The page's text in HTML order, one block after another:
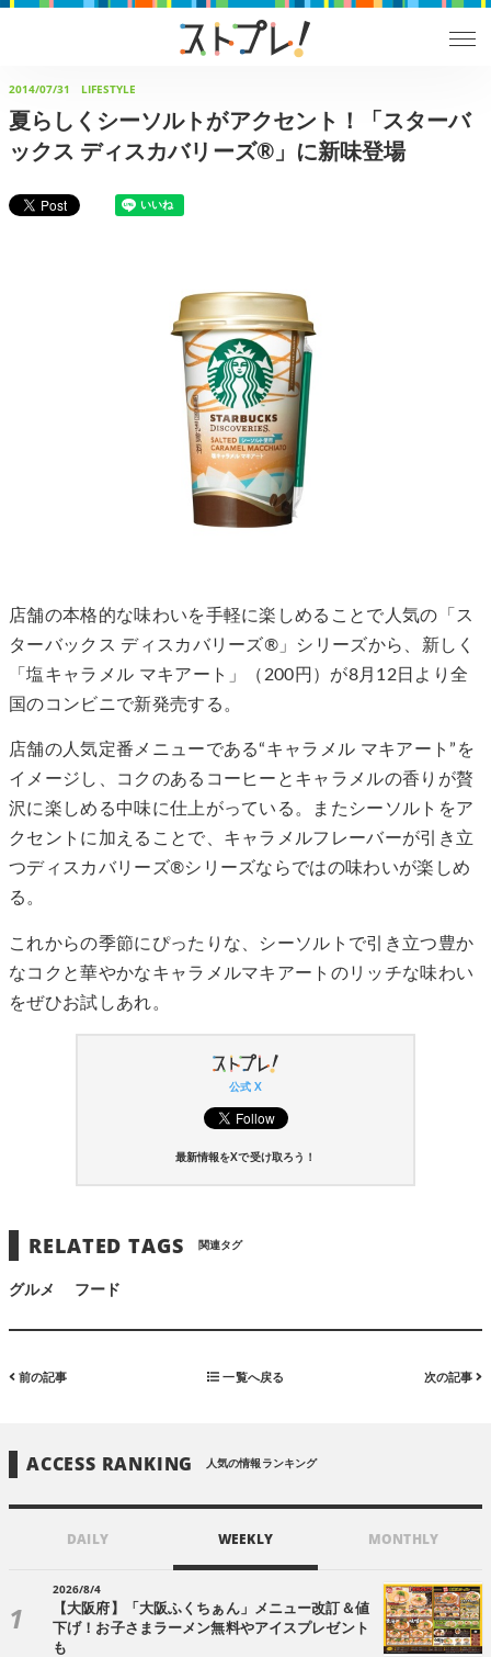
2014/07/31 LIFESTYLE
夏らしくシーソルトがアクセント！「スターバ
ックス ディスカバリーズ®」に新味登場
店舗の本格的な味わいを手軽に楽しめることで人気の「ス
ターバックス ディスカバリーズ®」シリーズから、新しく
「塩キャラメル マキアート」（200円）が8月12日より全
国のコンビニで新発売する。
店舗の人気定番メニューである“キャラメル マキアート”を
イメージし、コクのあるコーヒーとキャラメルの香りが贅
沢に楽しめる中味に仕上がっている。またシーソルトをア
クセントに加えることで、キャラメルフレーバーが引き立
つディスカバリーズ®シリーズならではの味わいが楽しめ
る。
これからの季節にぴったりな、シーソルトで引き立つ豊か
なコクと華やかなキャラメルマキアートのリッチな味わい
をぜひお試しあれ。
公式 X
最新情報をXで受け取ろう！
RELATED TAGS 関連タグ
グルメ フード
前の記事 一覧へ戻る 次の記事
ACCESS RANKING 人気の情報ランキング
DAILY WEEKLY MONTHLY
2026/8/4
【大阪府】「大阪ふくちぁん」メニュー改訂＆値
下げ！お子さまラーメン無料やアイスプレゼント
も